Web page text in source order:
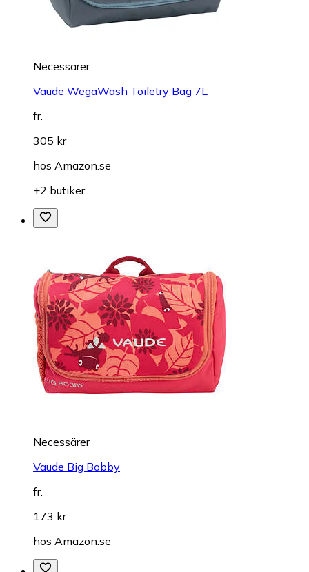
Necessärer
Vaude WegaWash Toiletry Bag 7L
fr.
305 kr
hos Amazon.se
+2 butiker
Necessärer
Vaude Big Bobby
fr.
173 kr
hos Amazon.se